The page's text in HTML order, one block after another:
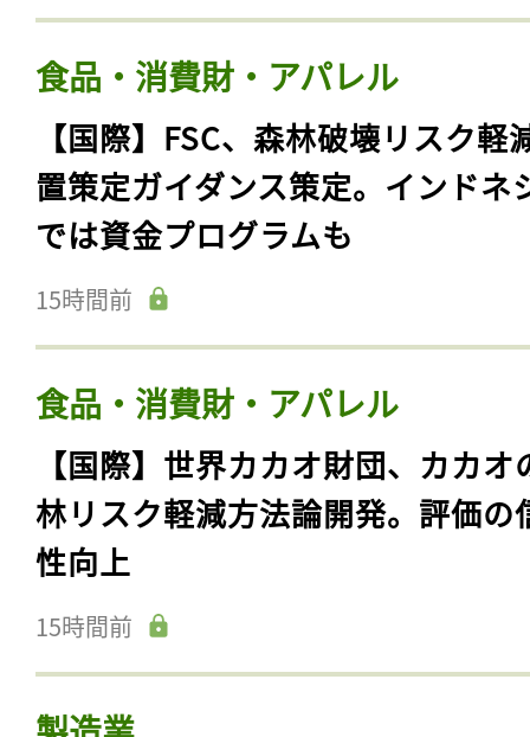
食品・消費財・アパレル
【国際】FSC、森林破壊リスク軽
置策定ガイダンス策定。インドネ
では資金プログラムも
15時間前
食品・消費財・アパレル
【国際】世界カカオ財団、カカオ
林リスク軽減方法論開発。評価の
性向上
15時間前